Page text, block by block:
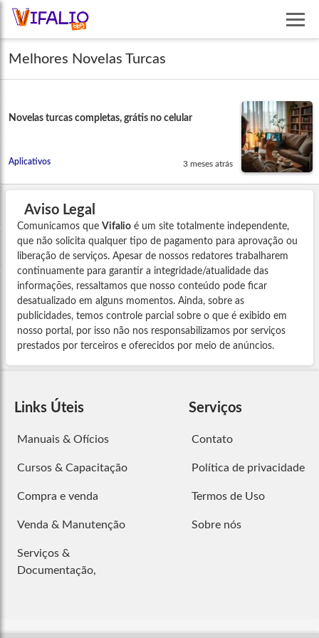
Melhores Novelas Turcas
Novelas turcas completas, grátis no celular
Aplicativos 3 meses atrás
Aviso Legal
Comunicamos que Vifalio é um site totalmente independente,
que não solicita qualquer tipo de pagamento para aprovação ou
liberação de serviços. Apesar de nossos redatores trabalharem
continuamente para garantir a integridade/atualidade das
informações, ressaltamos que nosso conteúdo pode ficar
desatualizado em alguns momentos. Ainda, sobre as
publicidades, temos controle parcial sobre o que é exibido em
nosso portal, por isso não nos responsabilizamos por serviços
prestados por terceiros e oferecidos por meio de anúncios.
Links Úteis
Manuais & Ofícios
Cursos & Capacitação
Compra e venda
Venda & Manutenção
Serviços &
Documentação,
Serviços
Contato
Política de privacidade
Termos de Uso
Sobre nós